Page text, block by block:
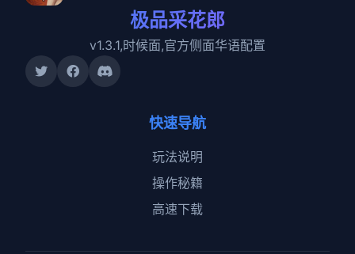
极品采花郎
v1.3.1,时候面,官方侧面华语配置
快速导航
玩法说明
操作秘籍
高速下载